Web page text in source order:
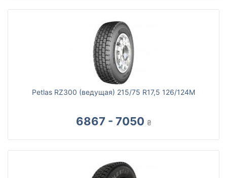
Petlas RZ300 (ведущая) 215/75 R17,5 126/124M
6867 - 7050 ₴